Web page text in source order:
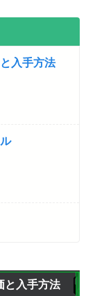
入手方法
と入手方法